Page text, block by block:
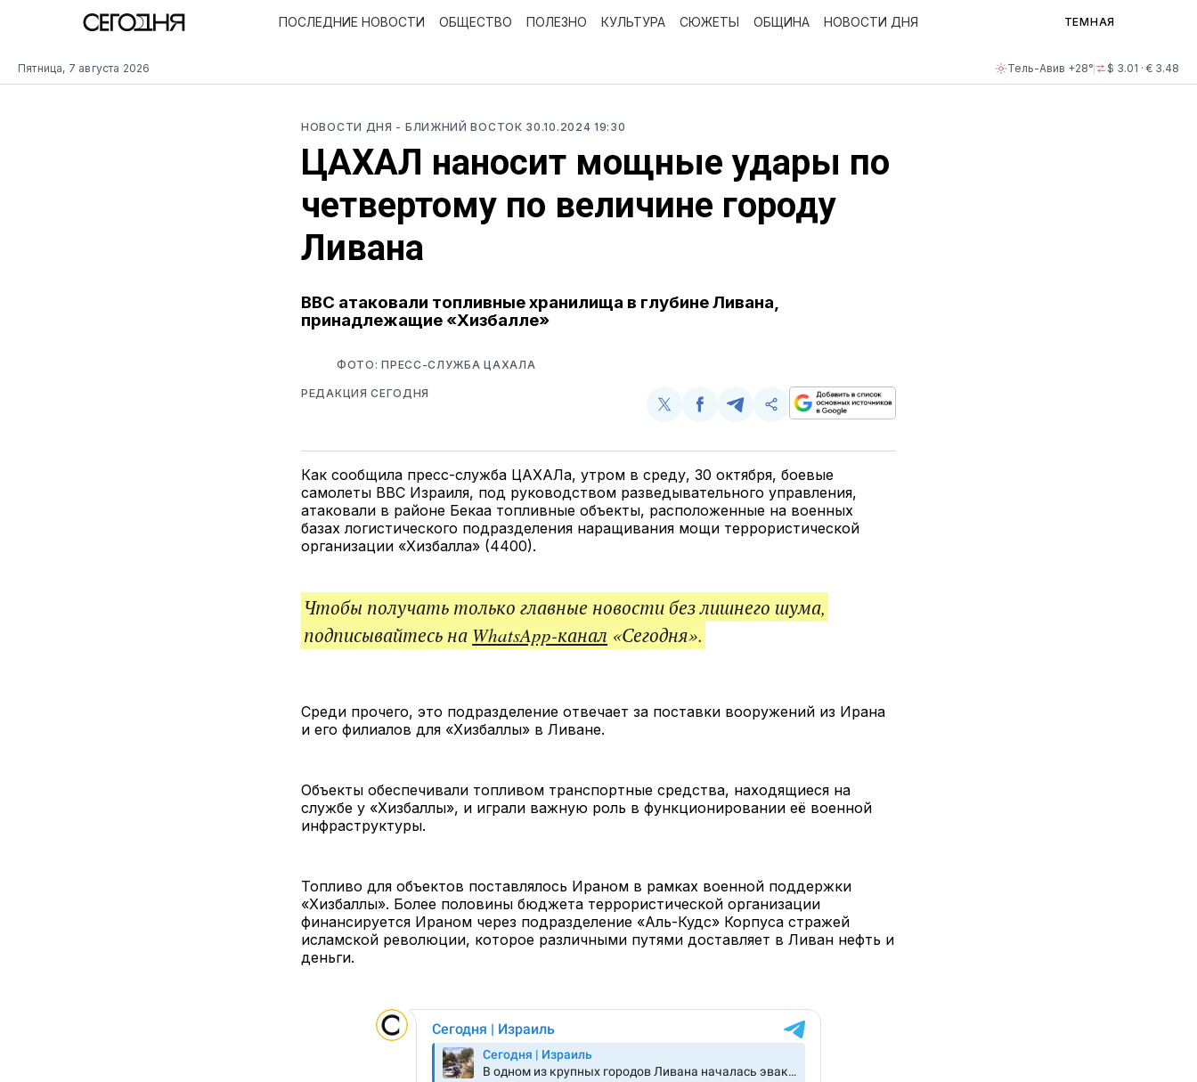
Пятница, 7 августа 2026 Тель-Авив +28° $ 3.01 · € 3.48
ПОСЛЕДНИЕ НОВОСТИ ОБЩЕСТВО ПОЛЕЗНО КУЛЬТУРА СЮЖЕТЫ ОБЩИНА НОВОСТИ ДНЯ ТЕМНАЯ
НОВОСТИ ДНЯ - БЛИЖНИЙ ВОСТОК 30.10.2024 19:30
ЦАХАЛ наносит мощные удары по
четвертому по величине городу
Ливана
ВВС атаковали топливные хранилища в глубине Ливана,
принадлежащие «Хизбалле»
ФОТО: ПРЕСС-СЛУЖБА ЦАХАЛА
РЕДАКЦИЯ СЕГОДНЯ
Поделиться
Twitter
Поделиться
Facebook
Поделиться
Telegram
Скопируйте
поделитесь
ссылкой
Как сообщила пресс-служба ЦАХАЛа, утром в среду, 30 октября, боевые
самолеты ВВС Израиля, под руководством разведывательного управления,
атаковали в районе Бекаа топливные объекты, расположенные на военных
базах логистического подразделения наращивания мощи террористической
организации «Хизбалла» (4400).
Чтобы получать только главные новости без лишнего шума,
подписывайтесь на WhatsApp-канал «Сегодня».
Среди прочего, это подразделение отвечает за поставки вооружений из Ирана
и его филиалов для «Хизбаллы» в Ливане.
Объекты обеспечивали топливом транспортные средства, находящиеся на
службе у «Хизбаллы», и играли важную роль в функционировании её военной
инфраструктуры.
Топливо для объектов поставлялось Ираном в рамках военной поддержки
«Хизбаллы». Более половины бюджета террористической организации
финансируется Ираном через подразделение «Аль-Кудс» Корпуса стражей
исламской революции, которое различными путями доставляет в Ливан нефть и
деньги.